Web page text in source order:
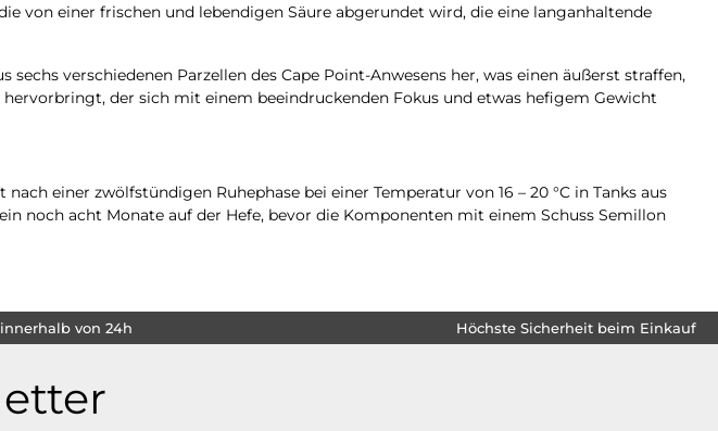
von einer frischen und lebendigen Säure abgerundet wird, die eine langanhaltende
verschiedenen Parzellen des Cape Point-Anwesens her, was einen äußerst straffen,
der sich mit einem beeindruckenden Fokus und etwas hefigem Gewicht
einer zwölfstündigen Ruhephase bei einer Temperatur von 16 – 20 °C in Tanks aus
noch acht Monate auf der Hefe, bevor die Komponenten mit einem Schuss Semillon
von 24h Höchste Sicherheit beim Einkauf